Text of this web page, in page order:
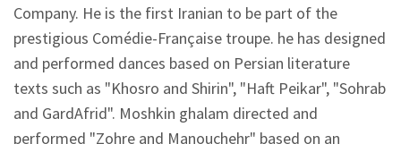
Company. He is the first Iranian to be part of the
prestigious Comédie-Française troupe. he has designed
and performed dances based on Persian literature
texts such as "Khosro and Shirin", "Haft Peikar", "Sohrab
and GardAfrid". Moshkin ghalam directed and
performed "Zohre and Manouchehr" based on an